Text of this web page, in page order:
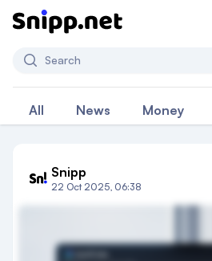
Search
All News Money
Snipp
22 Oct 2025, 06:38